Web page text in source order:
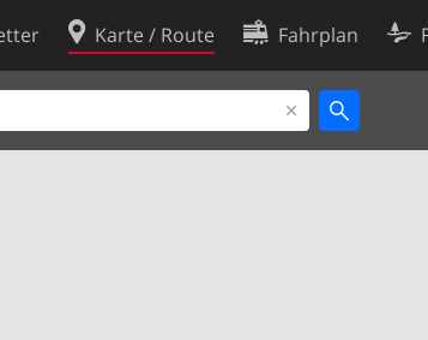
Karte / Route Fahrplan
Cookie-Richtlinie
Cookie-